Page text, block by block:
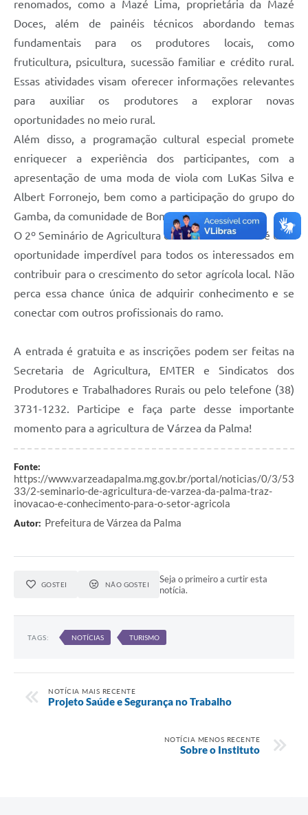
renomados, como a Mazé Lima, proprietária da Mazé
Doces, além de painéis técnicos abordando temas
fundamentais para os produtores locais, como
fruticultura, psicultura, sucessão familiar e crédito rural.
Essas atividades visam oferecer informações relevantes
para auxiliar os produtores a explorar novas
oportunidades no meio rural.
Além disso, a programação cultural especial promete
enriquecer a experiência dos participantes, com a
apresentação de uma moda de viola com LuKas Silva e
Albert Forronejo, bem como a participação do grupo do
Gamba, da comunidade de Bom Jardim.
O 2º Seminário de Agricultura de Várzea da Palma é uma
oportunidade imperdível para todos os interessados em
contribuir para o crescimento do setor agrícola local. Não
perca essa chance única de adquirir conhecimento e se
conectar com outros profissionais do ramo.
A entrada é gratuita e as inscrições podem ser feitas na
Secretaria de Agricultura, EMTER e Sindicatos dos
Produtores e Trabalhadores Rurais ou pelo telefone (38)
3731-1232. Participe e faça parte desse importante
momento para a agricultura de Várzea da Palma!
Fonte:
https://www.varzeadapalma.mg.gov.br/portal/noticias/0/3/53
33/2-seminario-de-agricultura-de-varzea-da-palma-traz-
inovacao-e-conhecimento-para-o-setor-agricola
Autor: Prefeitura de Várzea da Palma
GOSTEI NÃO GOSTEI
Seja o primeiro a curtir esta
notícia.
TAGS: NOTÍCIAS TURISMO
NOTÍCIA MAIS RECENTE
Projeto Saúde e Segurança no Trabalho
NOTÍCIA MENOS RECENTE
Sobre o Instituto